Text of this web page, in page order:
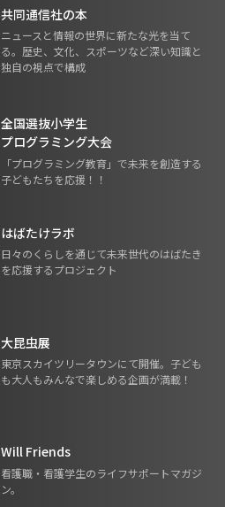
共同通信社の本
ニュースと情報の世界に新たな光を当て
る。歴史、文化、スポーツなど深い知識と
独自の視点で構成
全国選抜小学生
プログラミング大会
「プログラミング教育」で未来を創造する
子どもたちを応援！！
はばたけラボ
日々のくらしを通じて未来世代のはばたき
を応援するプロジェクト
大昆虫展
東京スカイツリータウンにて開催。子ども
も大人もみんなで楽しめる企画が満載！
Will Friends
看護職・看護学生のライフサポートマガジ
ン。